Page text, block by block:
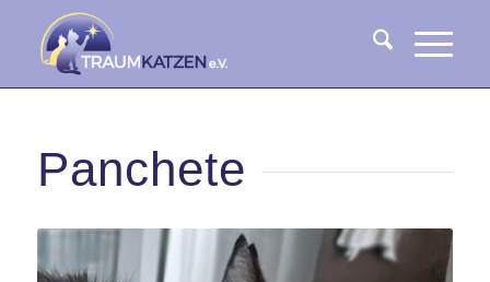
Panchete